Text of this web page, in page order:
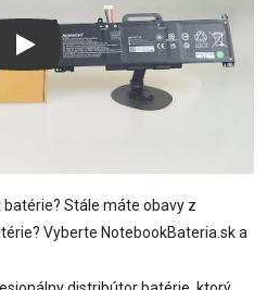
Stále máte obavy z
Vyberte NotebookBateria.sk a